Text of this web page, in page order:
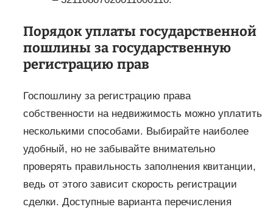
Порядок уплаты государственной
пошлины за государственную
регистрацию прав
Госпошлину за регистрацию права
собственности на недвижимость можно уплатить
несколькими способами. Выбирайте наиболее
удобный, но не забывайте внимательно
проверять правильность заполнения квитанции,
ведь от этого зависит скорость регистрации
сделки. Доступные варианта перечисления